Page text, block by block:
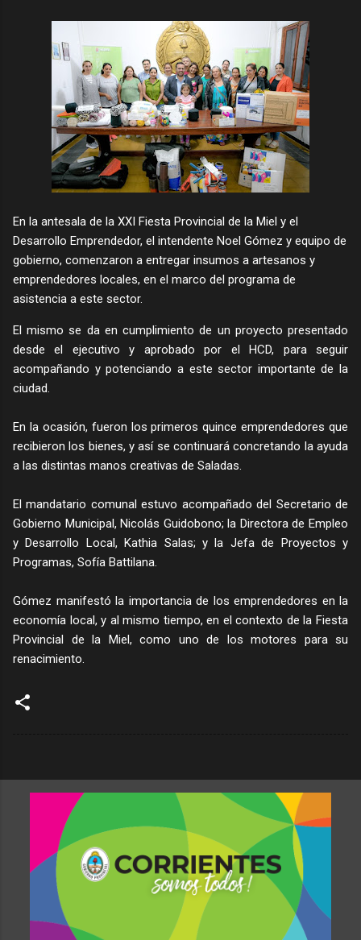
En la antesala de la XXI Fiesta Provincial de la Miel y el
Desarrollo Emprendedor, el intendente Noel Gómez y equipo de
gobierno, comenzaron a entregar insumos a artesanos y
emprendedores locales, en el marco del programa de
asistencia a este sector.
El mismo se da en cumplimiento de un proyecto presentado
desde el ejecutivo y aprobado por el HCD, para seguir
acompañando y potenciando a este sector importante de la
ciudad.
En la ocasión, fueron los primeros quince emprendedores que
recibieron los bienes, y así se continuará concretando la ayuda
a las distintas manos creativas de Saladas.
El mandatario comunal estuvo acompañado del Secretario de
Gobierno Municipal, Nicolás Guidobono; la Directora de Empleo
y Desarrollo Local, Kathia Salas; y la Jefa de Proyectos y
Programas, Sofía Battilana.
Gómez manifestó la importancia de los emprendedores en la
economía local, y al mismo tiempo, en el contexto de la Fiesta
Provincial de la Miel, como uno de los motores para su
renacimiento.